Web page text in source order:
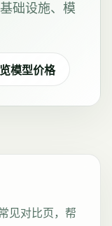
础设施、模
模型价格
见对比页，帮